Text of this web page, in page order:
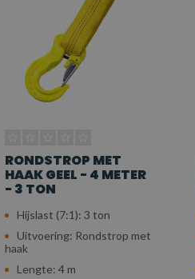
RONDSTROP MET
HAAK GEEL - 4 METER
- 3 TON
Hijslast (7:1): 3 ton
Uitvoering: Rondstrop met
haak
Lengte: 4 m